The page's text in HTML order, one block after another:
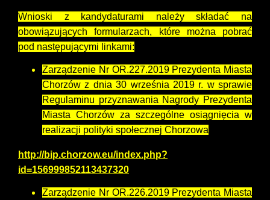
Wnioski z kandydaturami należy składać na
obowiązujących formularzach, które można pobrać
pod następującymi linkami:
Zarządzenie Nr OR.227.2019 Prezydenta Miasta
Chorzów z dnia 30 września 2019 r. w sprawie
Regulaminu przyznawania Nagrody Prezydenta
Miasta Chorzów za szczególne osiągnięcia w
realizacji polityki społecznej Chorzowa
http://bip.chorzow.eu/index.php?
id=156999852113437320
Zarządzenie Nr OR.226.2019 Prezydenta Miasta